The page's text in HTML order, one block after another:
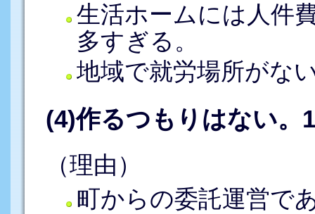
生活ホームには人件
多すぎる。
地域で就労場所がな
(4)作るつもりはない。
（理由）
町からの委託運営で